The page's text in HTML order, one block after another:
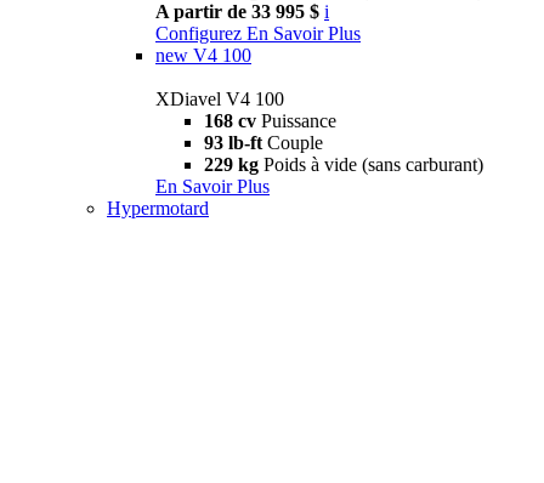
A partir de 33 995 $ i
Configurez En Savoir Plus
new V4 100
XDiavel V4 100
168 cv Puissance
93 lb-ft Couple
229 kg Poids à vide (sans carburant)
En Savoir Plus
Hypermotard